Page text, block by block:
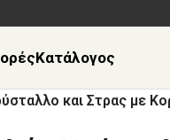
Κατάλογος
και Στρας με